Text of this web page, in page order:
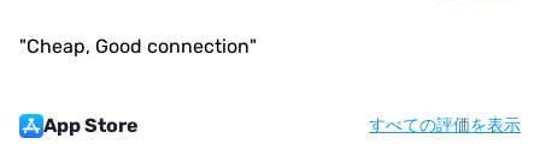
"Cheap, Good connection"
App Store すべての評価を表示